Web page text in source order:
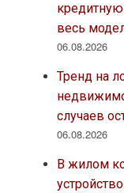
кредитную
весь
06.08.2026
Тренд на
случаев
06.08.2026
В жилом